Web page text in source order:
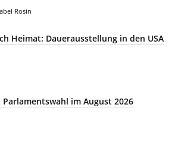
Rosin
Heimat: Dauerausstellung in den USA
im August 2026